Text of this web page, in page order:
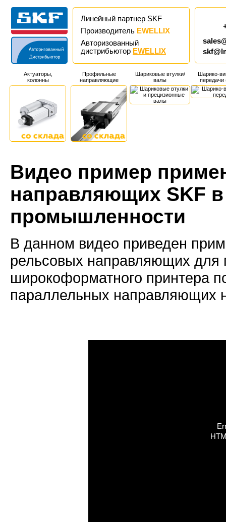
Линейный партнер SKF
Производитель EWELLIX
Авторизованный
дистрибьютор EWELLIX
Актуаторы,
колонны
Профильные
направляющие
Шариковые втулки/
валы
Шарико-
Видео пример
направляющих SKF
промышленности
В данном видео приведен
рельсовых направляющих для
широкоформатного принтера
параллельных направляющих